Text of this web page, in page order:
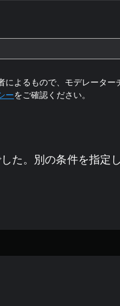
よるもので、モデレーター
ーをご確認ください。
た。別の条件を指定